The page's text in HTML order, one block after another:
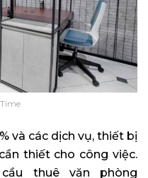
và các dịch vụ, thiết bị
thiết cho công việc.
thuê văn phòng